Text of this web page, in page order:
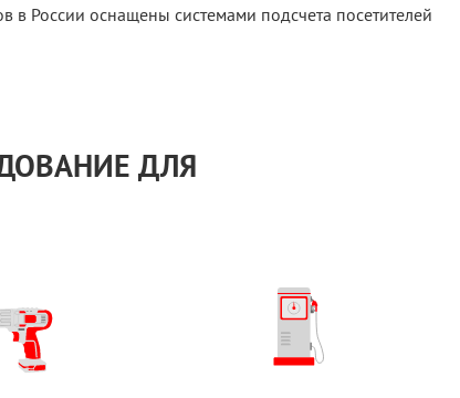
в России оснащены системами подсчета посетителей
ДЛЯ